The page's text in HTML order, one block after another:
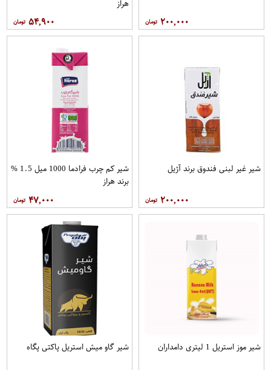
۲۰۰,۰۰۰
هراز
۵۴,۹۰۰
شیر غیر لبنی فندوق برند آژیل
۲۰۰,۰۰۰
شیر کم چرب فرادما 1000 میل 1.5 %
برند هراز
۴۷,۰۰۰
شیر موز استریل 1 لیتری دامداران شیر گاو میش استریل پاکتی پگاه